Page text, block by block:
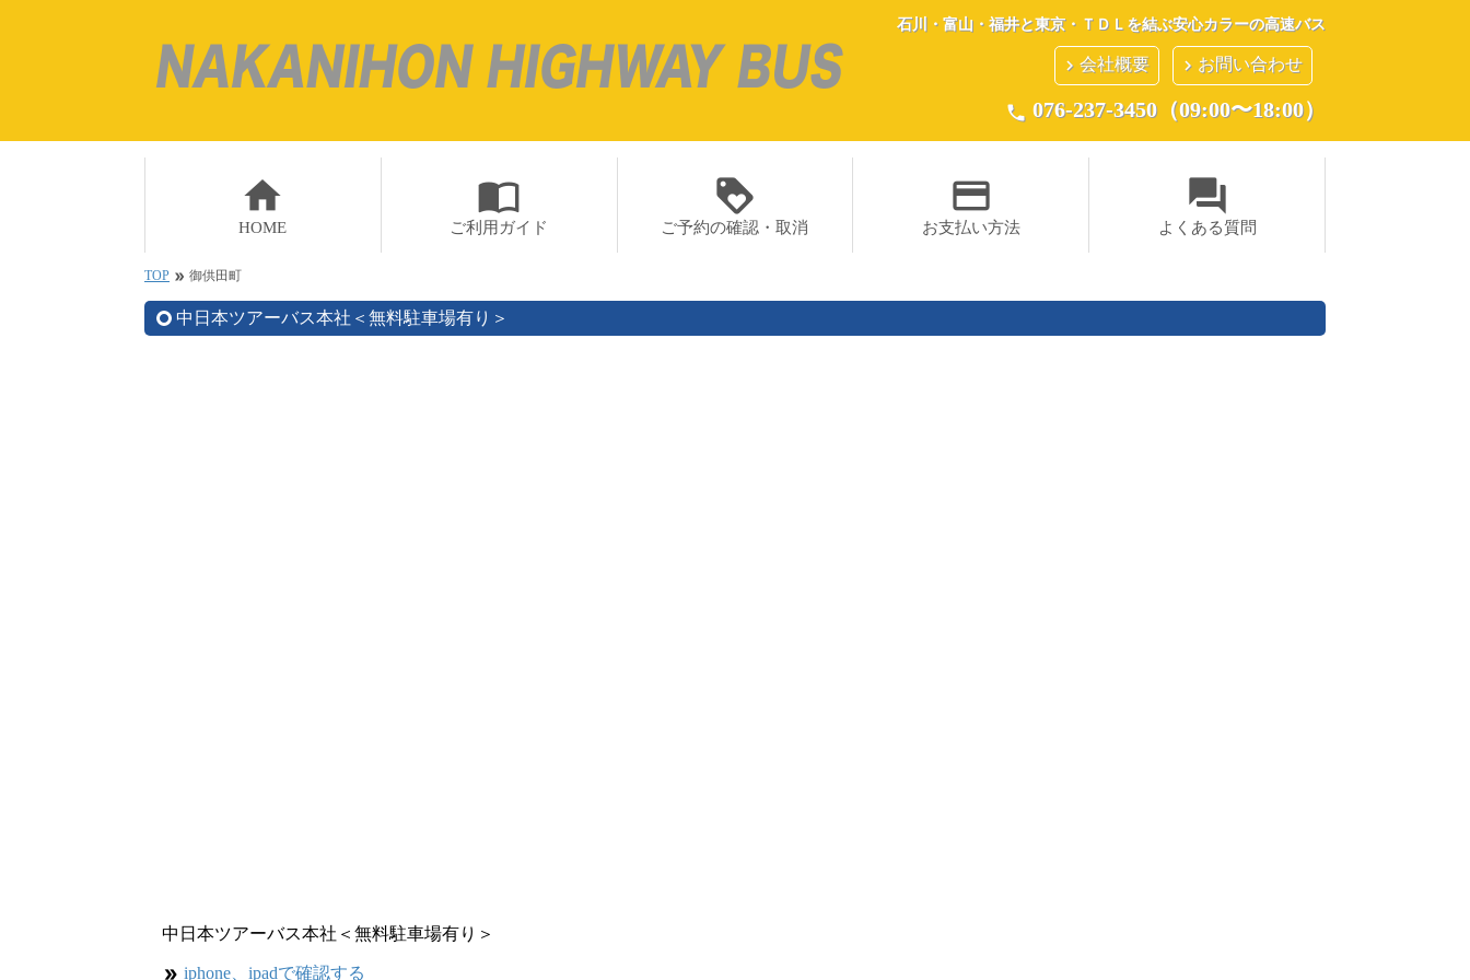
石川・富山・福井と東京・ＴＤＬを結ぶ安心カラーの高速バス
keyboard_arrow_right 会社概要 keyboard_arrow_right お問い合わせ
phone 076-237-3450（09:00〜18:00）
home
HOME
import_contacts
ご利用ガイド
loyalty
ご予約の確認・取消
payment
お支払い方法
question_answer
よくある質問
TOP double_arrow 御供田町
中日本ツアーバス本社＜無料駐車場有り＞
中日本ツアーバス本社＜無料駐車場有り＞
double_arrow iphone、ipadで確認する